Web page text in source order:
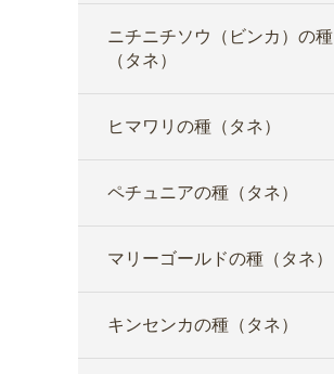
ニチニチソウ（ビンカ）の種
（タネ）
ヒマワリの種（タネ）
ペチュニアの種（タネ）
マリーゴールドの種（タネ）
キンセンカの種（タネ）